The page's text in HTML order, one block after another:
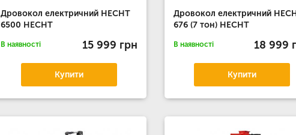
Дровокол електричний HECHT
6500 HECHT
В наявності 15 999 грн
Купити
Дровокол електричний
676 (7 тон) HECHT
В наявності 18 999
Купити